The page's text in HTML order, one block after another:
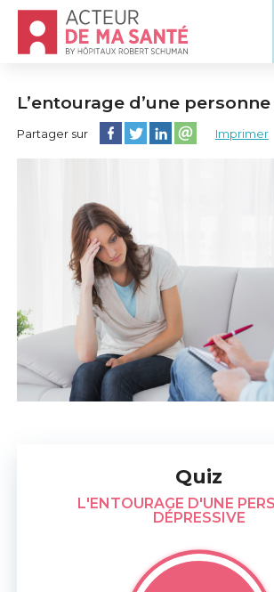
Accueil - Acteur de ma santé, by
L’entourage d’une
Partager sur Partager cette page sur
Partager cette page sur
Partager cette page
Partager cette
Imprimer
Quiz
L'ENTOURAGE D'UNE
DÉPRESSIVE